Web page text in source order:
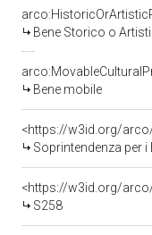
Bene Storico o
Bene mobile
<https://w3id.org/
Soprintendenza per
<https://w3id.org/
S258